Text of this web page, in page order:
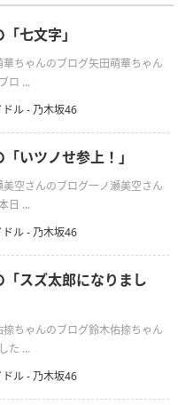
七文字」
ちゃんのブログ矢田萌華ちゃん
ロ ...
ドル - 乃木坂46
いツノせ参上！」
空さんのブログ一ノ瀬美空さん
日 ...
ドル - 乃木坂46
スズ太郎になりまし
ちゃんのブログ鈴木佑捺ちゃん
た ...
ドル - 乃木坂46